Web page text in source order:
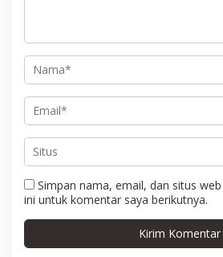
Simpan nama, email, dan situs
ini untuk komentar saya berikutnya.